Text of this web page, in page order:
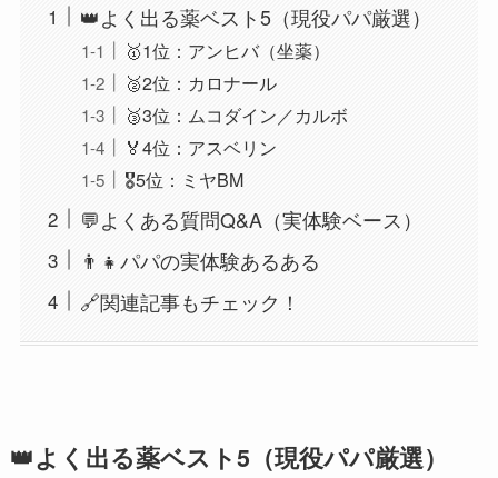
👑よく出る薬ベスト5（現役パパ厳選）
🥇1位：アンヒバ（坐薬）
🥈2位：カロナール
🥉3位：ムコダイン／カルボ
🏅4位：アスベリン
🎖5位：ミヤBM
💬よくある質問Q&A（実体験ベース）
👨‍👧パパの実体験あるある
🔗関連記事もチェック！
👑よく出る薬ベスト5（現役パパ厳選）